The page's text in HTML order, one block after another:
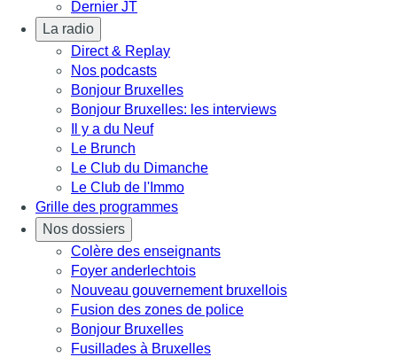
Dernier JT
La radio
Direct & Replay
Nos podcasts
Bonjour Bruxelles
Bonjour Bruxelles: les interviews
Il y a du Neuf
Le Brunch
Le Club du Dimanche
Le Club de l'Immo
Grille des programmes
Nos dossiers
Colère des enseignants
Foyer anderlechtois
Nouveau gouvernement bruxellois
Fusion des zones de police
Bonjour Bruxelles
Fusillades à Bruxelles